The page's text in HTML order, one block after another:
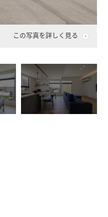
この写真を詳しく見る